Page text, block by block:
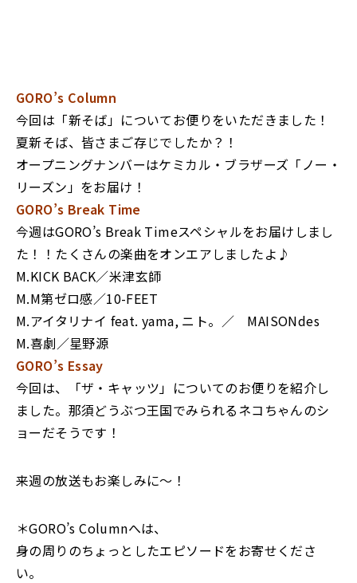
GORO’s Column
今回は「新そば」についてお便りをいただきました！
夏新そば、皆さまご存じでしたか？！
オープニングナンバーはケミカル・ブラザーズ「ノー・
リーズン」をお届け！
GORO’s Break Time
今週はGORO’s Break Timeスペシャルをお届けしまし
た！！たくさんの楽曲をオンエアしましたよ♪
M.KICK BACK／米津玄師
M.M第ゼロ感／10-FEET
M.アイタリナイ feat. yama, ニト。／ MAISONdes
M.喜劇／星野源
GORO’s Essay
今回は、「ザ・キャッツ」についてのお便りを紹介し
ました。那須どうぶつ王国でみられるネコちゃんのシ
ョーだそうです！
来週の放送もお楽しみに～！
＊GORO’s Columnへは、
身の周りのちょっとしたエピソードをお寄せくださ
い。